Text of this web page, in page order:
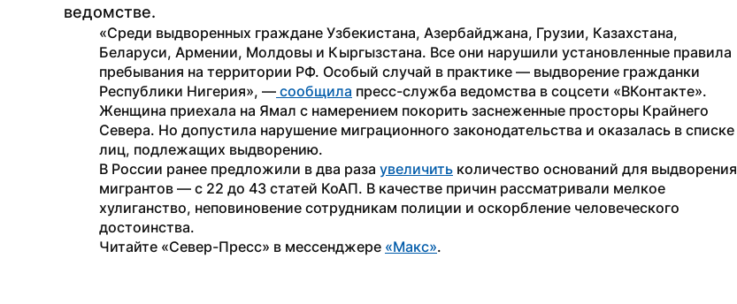
ведомстве.
«Среди выдворенных граждане Узбекистана, Азербайджана, Грузии, Казахстана,
Беларуси, Армении, Молдовы и Кыргызстана. Все они нарушили установленные правила
пребывания на территории РФ. Особый случай в практике — выдворение гражданки
Республики Нигерия», — сообщила пресс-служба ведомства в соцсети «ВКонтакте».
Женщина приехала на Ямал с намерением покорить заснеженные просторы Крайнего
Севера. Но допустила нарушение миграционного законодательства и оказалась в списке
лиц, подлежащих выдворению.
В России ранее предложили в два раза увеличить количество оснований для выдворения
мигрантов — с 22 до 43 статей КоАП. В качестве причин рассматривали мелкое
хулиганство, неповиновение сотрудникам полиции и оскорбление человеческого
достоинства.
Читайте «Север-Пресс» в мессенджере «Макс».